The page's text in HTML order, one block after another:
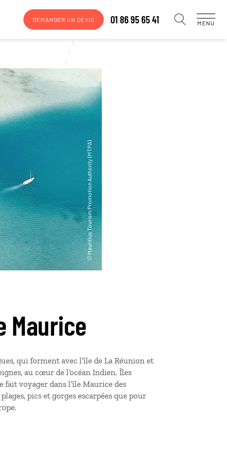
DEMANDER UN DEVIS 01 86 95 65 41 MENU
Maurice
qui forment avec l’île de La Réunion et
au cœur de l’océan Indien. Îles
fait voyager dans l’île Maurice des
pics et gorges escarpées que pour